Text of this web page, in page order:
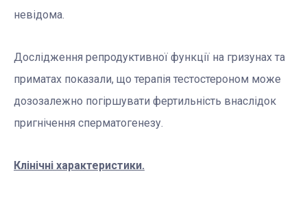
невідома.
Дослідження репродуктивної функції на гризунах та
приматах показали, що терапія тестостероном може
дозозалежно погіршувати фертильність внаслідок
пригнічення сперматогенезу.
Клінічні характеристики.